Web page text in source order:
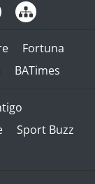
Fortuna
BATimes
Sport Buzz